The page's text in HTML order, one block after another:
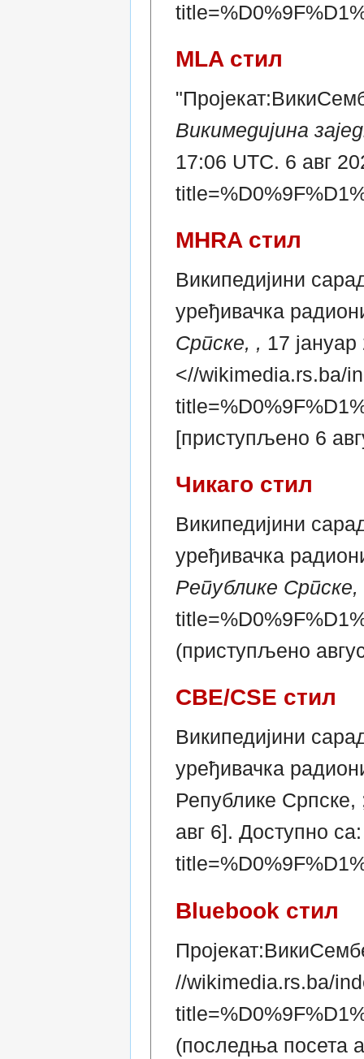
MLA стил
Викимедијина
17:06 UTC. 6 авг
MHRA стил
Википедијини
уређивачка
Српске, , 17
<//wikimedia.rs.ba/
[приступљено 6
Чикаго стил
Википедијини
уређивачка
Републике Српске,
(приступљено
CBE/CSE стил
Википедијини
уређивачка
Републике Српске,
авг 6]. Доступно
Bluebook стил
//wikimedia.rs.ba/
(последња посета